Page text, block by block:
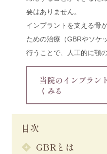
要はありません。
インプラントを支える骨
ための治療（GBRやソケ
行うことで、人工的に顎
当院のインプラン
くみる
目次
GBRとは